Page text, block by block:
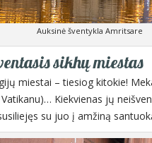
Auksinė šventykla Amritsare
sikhų miestas
miestai – tiesiog kitokie!
Kiekvienas jų
su juo į amžiną